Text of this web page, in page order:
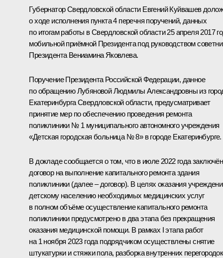
Губернатор Свердловской области Евгений Куйвашев
о ходе исполнения пункта 4 перечня поручений, данных
по итогам работы в Свердловской области 25 апреля 2017
мобильной приёмной Президента под руководством
Президента Вениамина Яковлева.
Поручение Президента Российской Федерации, данное
по обращению Лубяновой Людмилы Александровны из
Екатеринбурга Свердловской области, предусматривает
принятие мер по обеспечению проведения ремонта
поликлиники № 1 муниципального автономного учреждения
«Детская городская больница № 8» в городе Екатеринбурге.
В докладе сообщается о том, что в июле 2022 года заключён
договор на выполнение капитального ремонта здания
поликлиники (далее – договор). В целях оказания
детскому населению необходимых медицинских услуг
в полном объёме осуществление капитального ремонта
поликлиники предусмотрено в два этапа без прекращения
оказания медицинской помощи. В рамках I этапа работ
на 1 ноября 2023 года подрядчиком осуществлены снятие
штукатурки и стяжки пола, разборка внутренних